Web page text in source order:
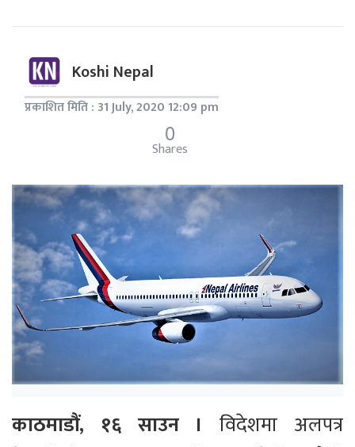
Koshi Nepal
प्रकाशित मिति : 31 July, 2020 12:09 pm
0
Shares
काठमाडौं, १६ साउन ।
विदेशमा अलपत्र